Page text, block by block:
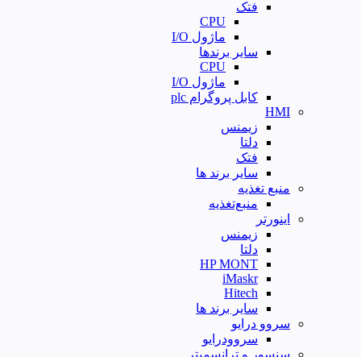
فتک
CPU
ماژول I/O
سایر برندها
CPU
ماژول I/O
کابل پروگرام plc
HMI
زیمنس
دلتا
فتک
سایر برند ها
منبع تغذیه
منبع‌تغذیه
اینورتر
زیمنس
دلتا
HP MONT
iMaskr
Hitech
سایر برند ها
سروو درایو
سروودرایو
سنسور و ترانسمیتر